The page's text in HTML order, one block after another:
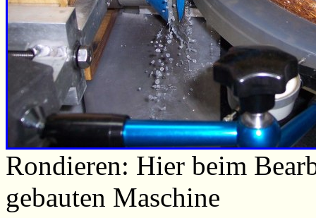
Rondieren: Hier beim
gebauten Maschine